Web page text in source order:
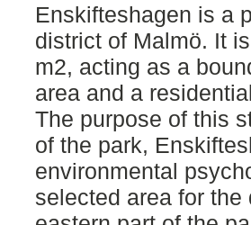
Enskifteshagen is a
district of Malmö. It
m2, acting as a
area and a
The purpose of this
of the park,
environmental
selected area for